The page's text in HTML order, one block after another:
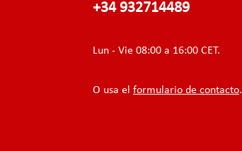
+34 932714489
Lun - Vie 08:00 a 16:00 CET.
O usa el formulario de contacto.